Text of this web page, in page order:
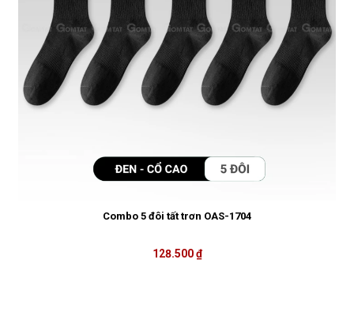
Combo 5 đôi tất trơn OAS-1704
128.500 ₫